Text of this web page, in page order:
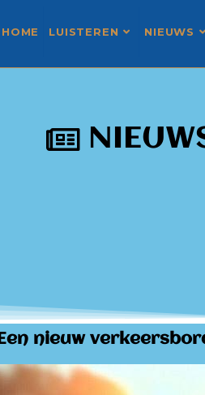
HOME LUISTEREN NIEUWS
Een nieuw